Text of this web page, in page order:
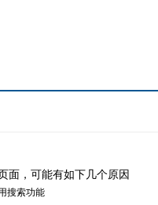
面，可能有如下几个原因
搜索功能